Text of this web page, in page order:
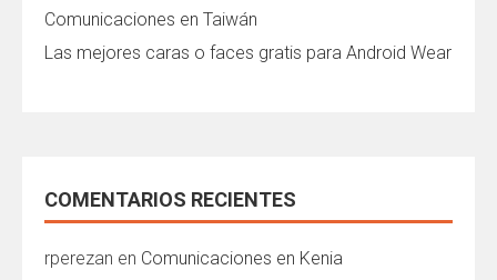
Comunicaciones en Taiwán
Las mejores caras o faces gratis para Android Wear
COMENTARIOS RECIENTES
rperezan en Comunicaciones en Kenia